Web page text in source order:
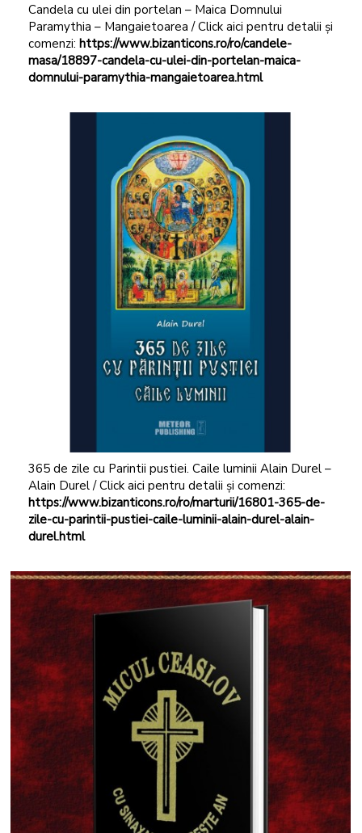
Candela cu ulei din portelan – Maica Domnului
Paramythia – Mangaietoarea / Click aici pentru detalii și
comenzi: https://www.bizanticons.ro/ro/candele-
masa/18897-candela-cu-ulei-din-portelan-maica-
domnului-paramythia-mangaietoarea.html
365 de zile cu Parintii pustiei. Caile luminii Alain Durel –
Alain Durel / Click aici pentru detalii și comenzi:
https://www.bizanticons.ro/ro/marturii/16801-365-de-
zile-cu-parintii-pustiei-caile-luminii-alain-durel-alain-
durel.html